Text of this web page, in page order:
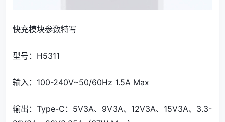
快充模块参数特写
型号：H5311
输入： 100-240V~50/60Hz 1.5A Max
输出：Type-C：5V3A、9V3A、12V3A、15V3A、3.3-